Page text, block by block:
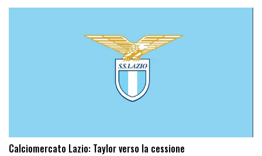
Calciomercato Lazio: Taylor verso la cessione